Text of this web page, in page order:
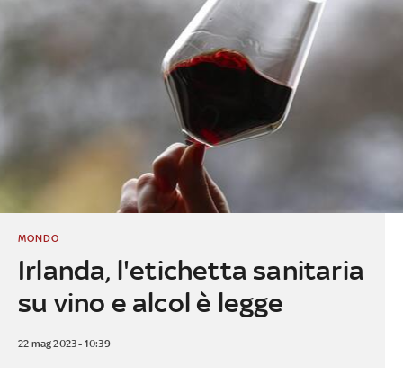
Irlanda, l'etichetta sanitaria
su vino e alcol è legge
MONDO
22 mag 2023 - 10:39